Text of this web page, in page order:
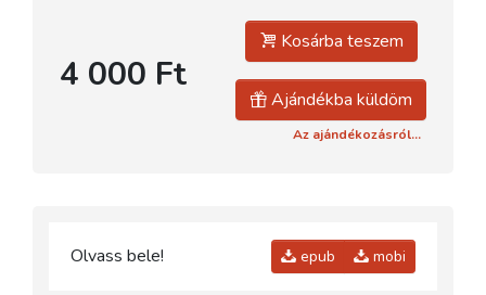
4 000 Ft
Kosárba teszem
Ajándékba küldöm
Az ajándékozásról...
Olvass bele! epub mobi